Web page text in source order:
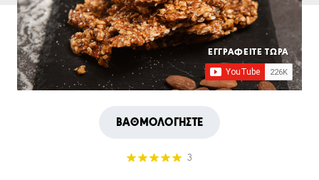
ΕΓΓΡΑΦΕΙΤΕ ΤΩΡΑ
ΒΑΘΜΟΛΟΓΗΣΤΕ
3